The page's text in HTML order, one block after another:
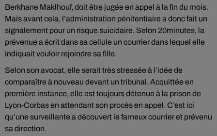
Berkhane Maklhouf, doit être jugée en appel à la fin du mois.
Mais avant cela, l’administration pénitentiaire a donc fait un
signalement pour un risque suicidaire. Selon 20minutes, la
prévenue a écrit dans sa cellule un courrier dans lequel elle
indiquait vouloir rejoindre sa fille.
Selon son avocat, elle serait très stressée à l’idée de
comparaître à nouveau devant un tribunal. Acquittée en
première instance, elle est toujours détenue à la prison de
Lyon-Corbas en attendant son procès en appel. C’est ici
qu’une surveillante a découvert le fameux courrier et prévenu
sa direction.